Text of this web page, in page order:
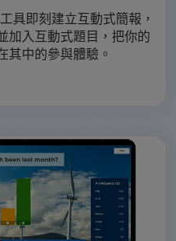
具即刻建立互動式簡報，
加入互動式題目，把你的
其中的參與體驗。